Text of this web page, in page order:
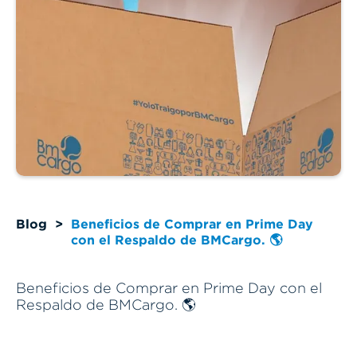
Blog >
Beneficios de Comprar en Prime Day
con el Respaldo de BMCargo. 🌎
Beneficios de Comprar en Prime Day con el
Respaldo de BMCargo. 🌎